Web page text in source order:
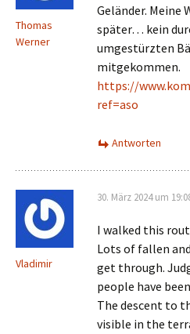
Thomas
Werner
Geländer. Meine
später… kein
umgestürzten
mitgekommen.
https://
ref=aso
Antworten
Vladimir
30. März 2024 um
I walked this
Lots of fallen
get through.
people have
The descent to
visible in the